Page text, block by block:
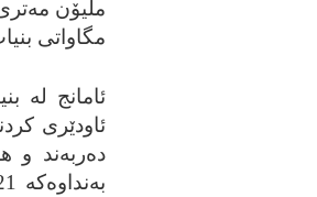
مگاواتی